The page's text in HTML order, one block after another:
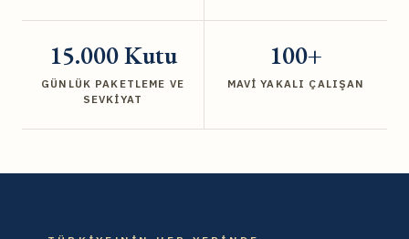
15.000 Kutu
GÜNLÜK PAKETLEME VE
SEVKIYAT
100+
MAVI YAKALI ÇALIŞAN